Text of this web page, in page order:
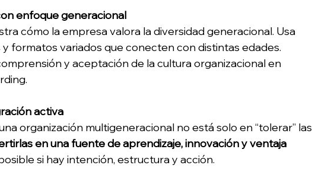
enfoque generacional
cómo la empresa valora la diversidad generacional. Usa
formatos variados que conecten con distintas edades.
y aceptación de la cultura organizacional en
activa
organización multigeneracional no está solo en “tolerar” las
en una fuente de aprendizaje, innovación y ventaja
si hay intención, estructura y acción.